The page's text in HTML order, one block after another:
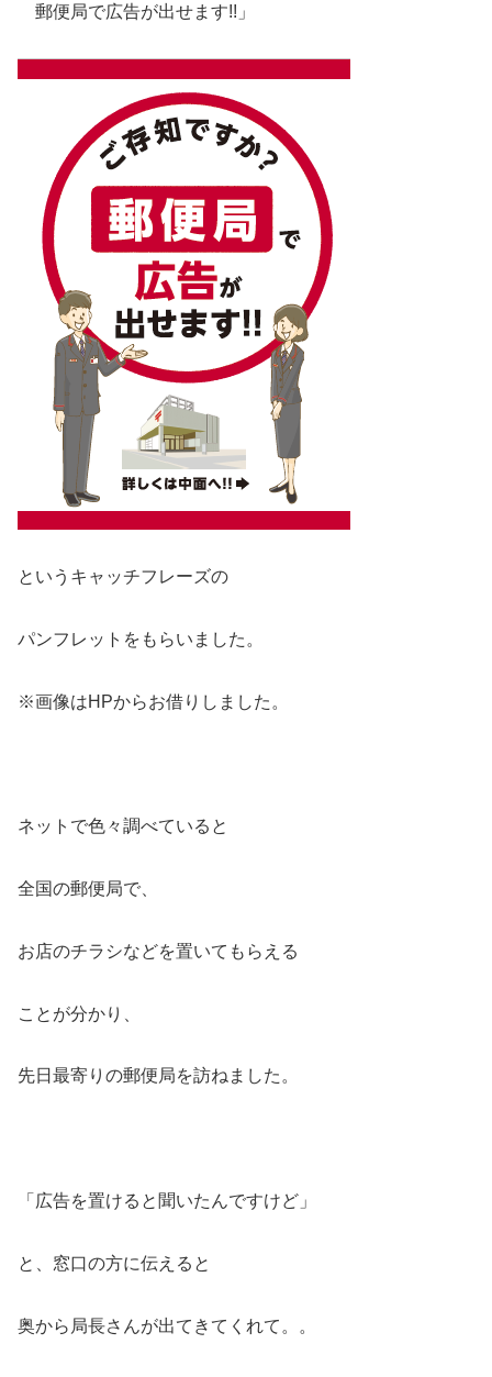
郵便局で広告が出せます!!」
というキャッチフレーズの
パンフレットをもらいました。
※画像はHPからお借りしました。
ネットで色々調べていると
全国の郵便局で、
お店のチラシなどを置いてもらえる
ことが分かり、
先日最寄りの郵便局を訪ねました。
「広告を置けると聞いたんですけど」
と、窓口の方に伝えると
奥から局長さんが出てきてくれて。。